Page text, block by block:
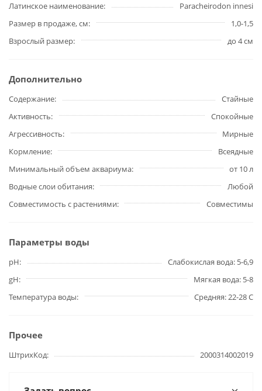
Латинское наименование
Paracheirodon innesi
Размер в продаже, см
1,0-1,5
Взрослый размер
до 4 см
Дополнительно
Содержание
Стайные
Активность
Спокойные
Агрессивность
Мирные
Кормление
Всеядные
Минимальный объем аквариума
от 10 л
Водные слои обитания
Любой
Совместимость с растениями
Совместимы
Параметры воды
pH
Слабокислая вода: 5-6,9
gH
Мягкая вода: 5-8
Температура воды
Средняя: 22-28 С
Прочее
ШтрихКод 2000314002019